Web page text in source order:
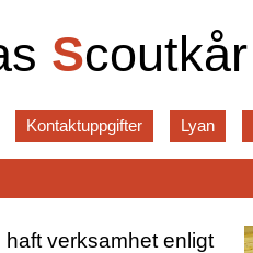
S
Kontaktuppgifter Lyan
verksamhet enligt